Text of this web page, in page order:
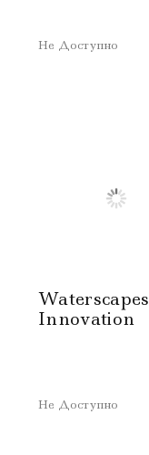
Не Доступно
Waterscapes
Innovation
Не Доступно